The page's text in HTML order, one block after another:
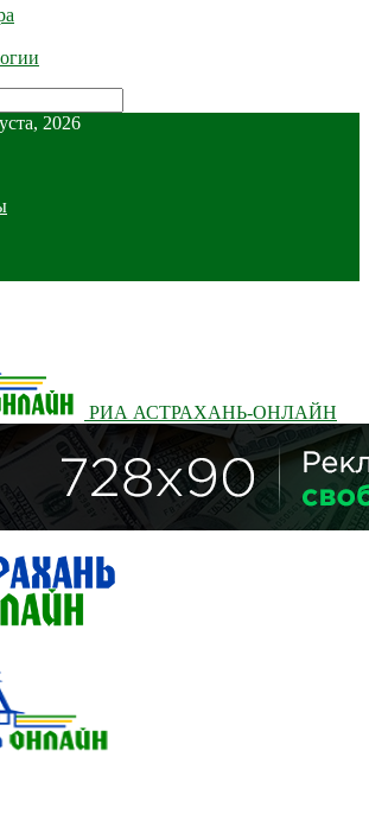
2026
РИА АСТРАХАНЬ-ОНЛАЙН